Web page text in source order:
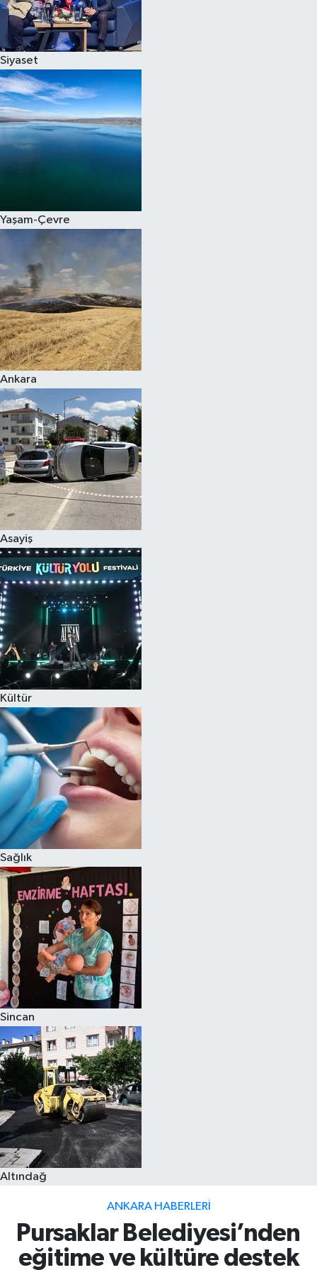
Siyaset
Yaşam-Çevre
Ankara
Asayiş
Kültür
Sağlık
Sincan
Altındağ
ANKARA HABERLERI
Pursaklar Belediyesi’nden
eğitime ve kültüre destek
Spor
Çocuk
Eğitim
Kim kimdir?
Kültür Sanat
Sağlık
Siyaset
Teknoloji
Televizyon
Yaşam-Çevre